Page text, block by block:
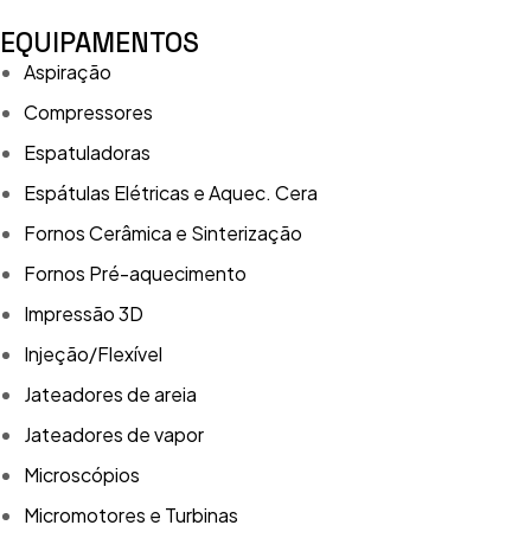
EQUIPAMENTOS
Aspiração
Compressores
Espatuladoras
Espátulas Elétricas e Aquec. Cera
Fornos Cerâmica e Sinterização
Fornos Pré-aquecimento
Impressão 3D
Injeção/Flexível
Jateadores de areia
Jateadores de vapor
Microscópios
Micromotores e Turbinas